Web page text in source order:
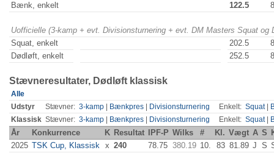
Bænk, enkelt
122.5
Uofficielle (3-kamp + evt. Divisionsturnering + evt. DM Masters Squat
Squat, enkelt
202.5
Dødløft, enkelt
252.5
Stævneresultater, Dødløft klassisk
Alle
Udstyr
Stævner: 3-kamp Bænkpres Divisionsturnering Enkelt: Squat|
Klassisk Stævner: 3-kamp Bænkpres Divisionsturnering Enkelt: Squat|
År Konkurrence K Resultat IPF-P Wilks # Kl. Vægt A S
2025 TSK Cup, Klassisk x 240 78.75 380.19 10. 83 81.89 J S